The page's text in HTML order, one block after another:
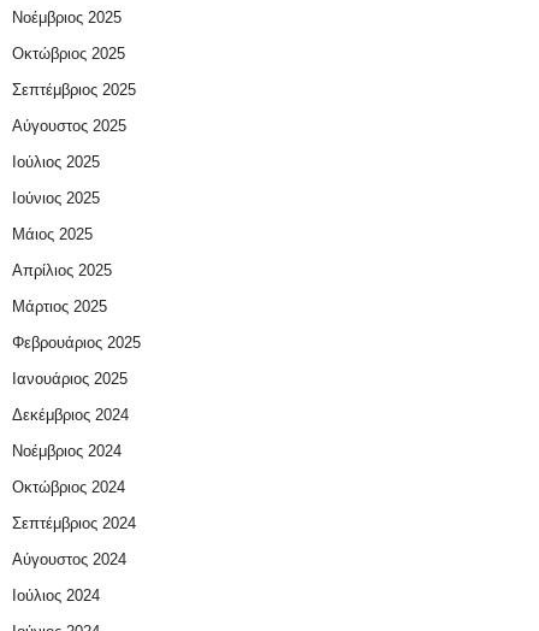
Νοέμβριος 2025
Οκτώβριος 2025
Σεπτέμβριος 2025
Αύγουστος 2025
Ιούλιος 2025
Ιούνιος 2025
Μάιος 2025
Απρίλιος 2025
Μάρτιος 2025
Φεβρουάριος 2025
Ιανουάριος 2025
Δεκέμβριος 2024
Νοέμβριος 2024
Οκτώβριος 2024
Σεπτέμβριος 2024
Αύγουστος 2024
Ιούλιος 2024